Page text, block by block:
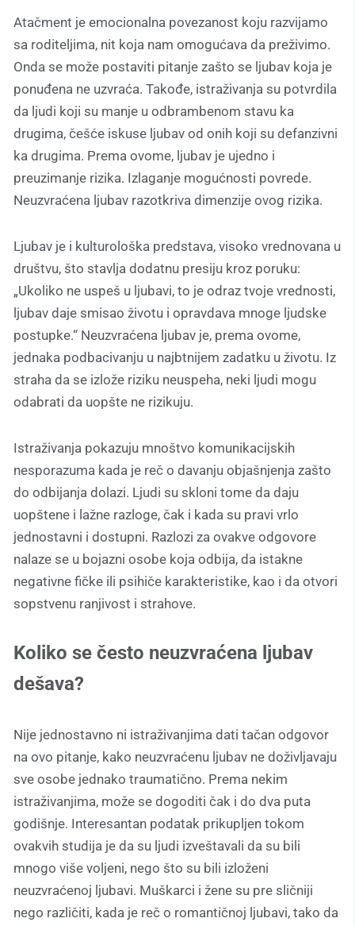
Atačment je emocionalna povezanost koju razvijamo
sa roditeljima, nit koja nam omogućava da preživimo.
Onda se može postaviti pitanje zašto se ljubav koja je
ponuđena ne uzvraća. Takođe, istraživanja su potvrdila
da ljudi koji su manje u odbrambenom stavu ka
drugima, češće iskuse ljubav od onih koji su defanzivni
ka drugima. Prema ovome, ljubav je ujedno i
preuzimanje rizika. Izlaganje mogućnosti povrede.
Neuzvraćena ljubav razotkriva dimenzije ovog rizika.
Ljubav je i kulturološka predstava, visoko vrednovana u
društvu, što stavlja dodatnu presiju kroz poruku:
„Ukoliko ne uspeš u ljubavi, to je odraz tvoje vrednosti,
ljubav daje smisao životu i opravdava mnoge ljudske
postupke.“ Neuzvraćena ljubav je, prema ovome,
jednaka podbacivanju u najbtnijem zadatku u životu. Iz
straha da se izlože riziku neuspeha, neki ljudi mogu
odabrati da uopšte ne rizikuju.
Istraživanja pokazuju mnoštvo komunikacijskih
nesporazuma kada je reč o davanju objašnjenja zašto
do odbijanja dolazi. Ljudi su skloni tome da daju
uopštene i lažne razloge, čak i kada su pravi vrlo
jednostavni i dostupni. Razlozi za ovakve odgovore
nalaze se u bojazni osobe koja odbija, da istakne
negativne fičke ili psihiče karakteristike, kao i da otvori
sopstvenu ranjivost i strahove.
Koliko se često neuzvraćena ljubav
dešava?
Nije jednostavno ni istraživanjima dati tačan odgovor
na ovo pitanje, kako neuzvraćenu ljubav ne doživljavaju
sve osobe jednako traumatično. Prema nekim
istraživanjima, može se dogoditi čak i do dva puta
godišnje. Interesantan podatak prikupljen tokom
ovakvih studija je da su ljudi izveštavali da su bili
mnogo više voljeni, nego što su bili izloženi
neuzvraćenoj ljubavi. Muškarci i žene su pre sličniji
nego različiti, kada je reč o romantičnoj ljubavi, tako da